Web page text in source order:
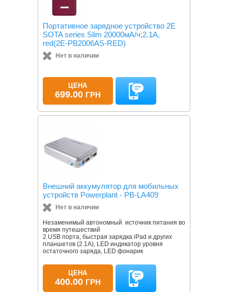
Портативное зарядное устройство 2Е
SOTA series Slim 20000мА/ч;2.1A,
red(2E-PB2006AS-RED)
Нет в наличии
ЦЕНА
699.00 ГРН
Внешний аккумулятор для мобильных
устройств Powerplant - PB-LA409
Нет в наличии
Незаменимый автономный источник питания во
время путешествий
2 USB порта, быстрая зарядка iPad и других
планшетов (2.1A), LED индикатор уровня
остаточного заряда, LED фонарик
ЦЕНА
400.00 ГРН